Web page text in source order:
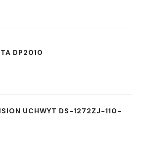
DP2010
UCHWYT DS-1272ZJ-110-